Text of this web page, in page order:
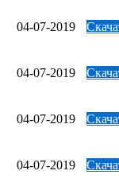
04-07-2019
04-07-2019
04-07-2019
04-07-2019